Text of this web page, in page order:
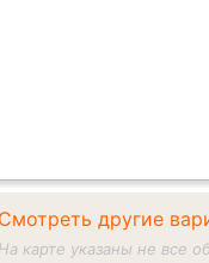
Смотреть другие
На карте указаны не все